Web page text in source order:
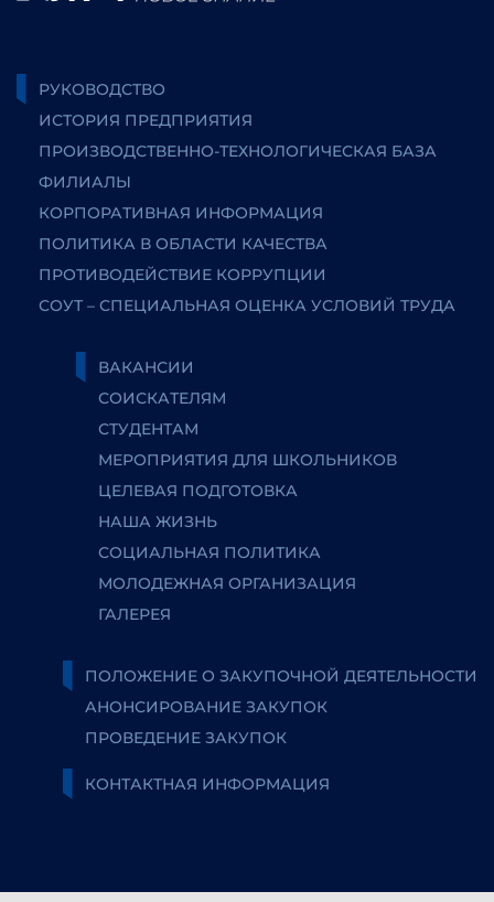
РУКОВОДСТВО
ИСТОРИЯ ПРЕДПРИЯТИЯ
ПРОИЗВОДСТВЕННО-ТЕХНОЛОГИЧЕСКАЯ БАЗА
ФИЛИАЛЫ
КОРПОРАТИВНАЯ ИНФОРМАЦИЯ
ПОЛИТИКА В ОБЛАСТИ КАЧЕСТВА
ПРОТИВОДЕЙСТВИЕ КОРРУПЦИИ
СОУТ – СПЕЦИАЛЬНАЯ ОЦЕНКА УСЛОВИЙ ТРУДА
ВАКАНСИИ
СОИСКАТЕЛЯМ
СТУДЕНТАМ
МЕРОПРИЯТИЯ ДЛЯ ШКОЛЬНИКОВ
ЦЕЛЕВАЯ ПОДГОТОВКА
НАША ЖИЗНЬ
СОЦИАЛЬНАЯ ПОЛИТИКА
МОЛОДЕЖНАЯ ОРГАНИЗАЦИЯ
ГАЛЕРЕЯ
ПОЛОЖЕНИЕ О ЗАКУПОЧНОЙ ДЕЯТЕЛЬНОСТИ
АНОНСИРОВАНИЕ ЗАКУПОК
ПРОВЕДЕНИЕ ЗАКУПОК
КОНТАКТНАЯ ИНФОРМАЦИЯ